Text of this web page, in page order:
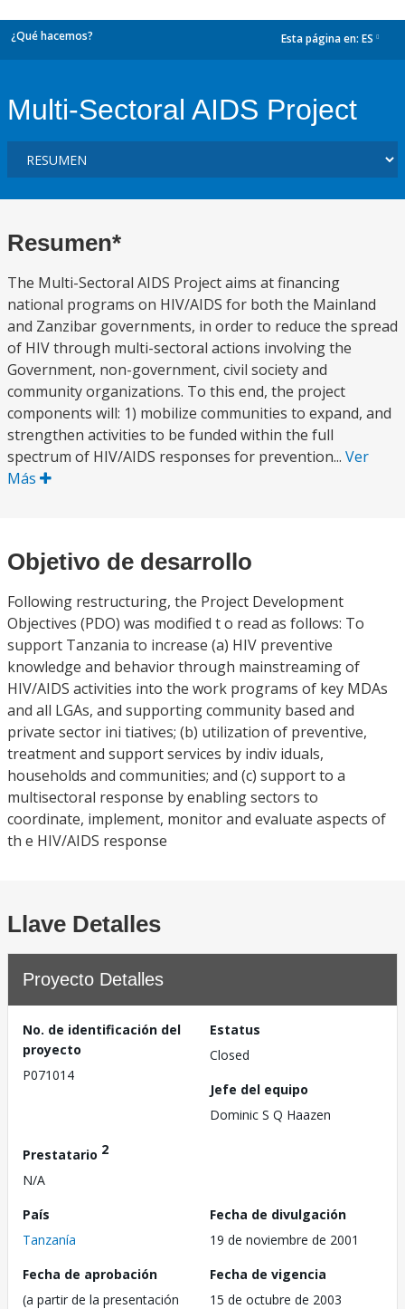
¿Qué hacemos? Esta página en: ES
Multi-Sectoral AIDS Project
Resumen*
The Multi-Sectoral AIDS Project aims at financing
national programs on HIV/AIDS for both the Mainland
and Zanzibar governments, in order to reduce the spread
of HIV through multi-sectoral actions involving the
Government, non-government, civil society and
community organizations. To this end, the project
components will: 1) mobilize communities to expand, and
strengthen activities to be funded within the full
spectrum of HIV/AIDS responses for prevention... Ver
Más
Objetivo de desarrollo
Following restructuring, the Project Development
Objectives (PDO) was modified t o read as follows: To
support Tanzania to increase (a) HIV preventive
knowledge and behavior through mainstreaming of
HIV/AIDS activities into the work programs of key MDAs
and all LGAs, and supporting community based and
private sector ini tiatives; (b) utilization of preventive,
treatment and support services by indiv iduals,
households and communities; and (c) support to a
multisectoral response by enabling sectors to
coordinate, implement, monitor and evaluate aspects of
th e HIV/AIDS response
Llave Detalles
Proyecto Detalles
No. de identificación del
proyecto
P071014
Estatus
Closed
Jefe del equipo
Dominic S Q Haazen
Prestatario 2
N/A
País
Tanzanía
Fecha de divulgación
19 de noviembre de 2001
Fecha de aprobación
(a partir de la presentación
Fecha de vigencia
15 de octubre de 2003